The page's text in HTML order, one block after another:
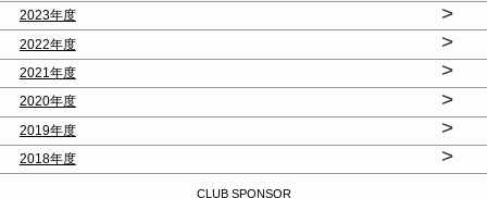
2023年度 >
2022年度 >
2021年度 >
2020年度 >
2019年度 >
2018年度 >
CLUB SPONSOR